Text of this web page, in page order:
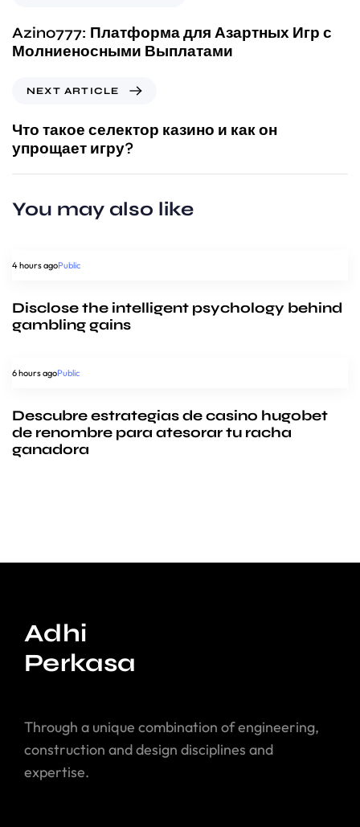
Azino777: Платформа для Азартных Игр с
Молниеносными Выплатами
NEXT ARTICLE
Что такое селектор казино и как он
упрощает игру?
You may also like
4 hours agoPublic
Disclose the intelligent psychology behind
gambling gains
6 hours agoPublic
Descubre estrategias de casino hugobet
de renombre para atesorar tu racha
ganadora
Adhi
Perkasa
Through a unique combination of engineering,
construction and design disciplines and
expertise.